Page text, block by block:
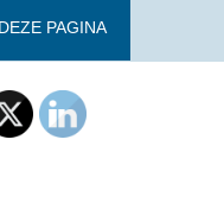
PAGINA